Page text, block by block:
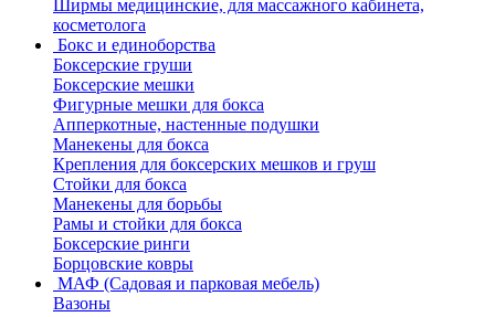
Ширмы медицинские, для массажного кабинета,
косметолога
Бокс и единоборства
Боксерские груши
Боксерские мешки
Фигурные мешки для бокса
Апперкотные, настенные подушки
Манекены для бокса
Крепления для боксерских мешков и груш
Стойки для бокса
Манекены для борьбы
Рамы и стойки для бокса
Боксерские ринги
Борцовские ковры
МАФ (Садовая и парковая мебель)
Вазоны